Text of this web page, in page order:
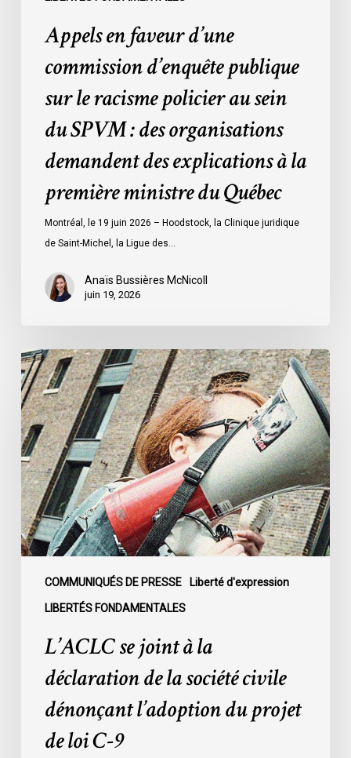
SPVM
organisations
explications
ministre
Québec
Appels en faveur d’une
commission d’enquête publique
sur le racisme policier au sein
du SPVM : des organisations
demandent des explications à la
première ministre du Québec
Montréal, le 19 juin 2026 – Hoodstock, la Clinique juridique
de Saint-Michel, la Ligue des…
Anaïs Bussières McNicoll
juin 19, 2026
COMMUNIQUÉS DE PRESSE Liberté d'expression
LIBERTÉS FONDAMENTALES
L’ACLC
se
joint
à
la
déclaration
de
la
société
civile
l’adoption
L’ACLC se joint à la
déclaration de la société civile
dénonçant l’adoption du projet
de loi C-9